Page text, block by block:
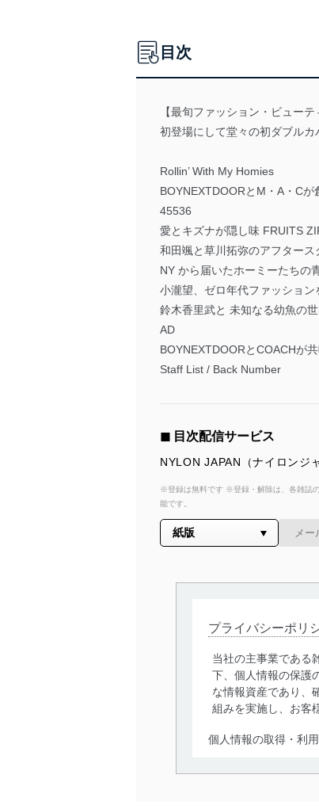
目次
【最旬ファッション・ビュー
初登場にして堂々の初ダブル
Rollin’ With My Homies
BOYNEXTDOORとM・A・C
45536
愛とキズナが隠し味 FRUITS
和田颯と草川拓弥のアフタース
NY から届いたホーミーたちの
小瀧望、ゼロ年代ファッション
鈴木香里武と 未知なる幼魚の
AD
BOYNEXTDOORとCOACHが
Staff List / Back Number
◼︎ 目次配信サービス
NYLON JAPAN（ナイロンジ
※登録は無料です ※登録・解除は、各雑誌
能です。
プライバシーポリ
当社の主事業である
下、個人情報の保護
な情報資産であり、
組みを実施し、お客
個人情報の取得・利
当社は、個人情報の